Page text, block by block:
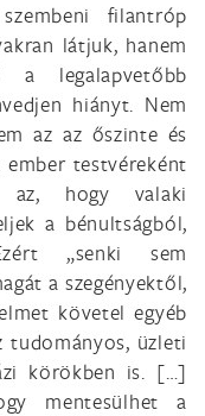
filantróp
látjuk, hanem
legalapvetőbb
hiányt. Nem
az az őszinte és
ember testvéreként
az, hogy valaki
a bénultságból,
„senki sem
a szegényektől,
követel egyéb
tudományos, üzleti
körökben is. […]
mentesülhet a